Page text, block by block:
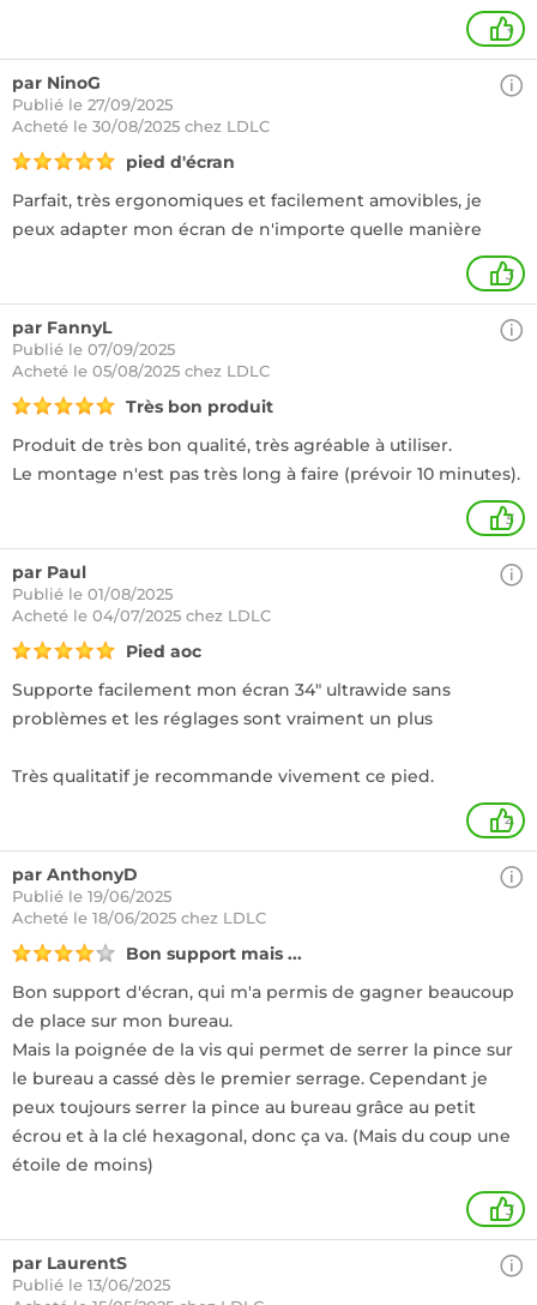
+
par NinoG
Publié le 27/09/2025
Acheté le 30/08/2025 chez LDLC
pied d'écran
Parfait, très ergonomiques et facilement amovibles, je
peux adapter mon écran de n'importe quelle manière
3
par FannyL
Publié le 07/09/2025
Acheté le 05/08/2025 chez LDLC
Très bon produit
Produit de très bon qualité, très agréable à utiliser.
Le montage n'est pas très long à faire (prévoir 10 minutes).
5
par Paul
Publié le 01/08/2025
Acheté le 04/07/2025 chez LDLC
Pied aoc
Supporte facilement mon écran 34" ultrawide sans
problèmes et les réglages sont vraiment un plus
Très qualitatif je recommande vivement ce pied.
4
par AnthonyD
Publié le 19/06/2025
Acheté le 18/06/2025 chez LDLC
Bon support mais ...
Bon support d'écran, qui m'a permis de gagner beaucoup
de place sur mon bureau.
Mais la poignée de la vis qui permet de serrer la pince sur
le bureau a cassé dès le premier serrage. Cependant je
peux toujours serrer la pince au bureau grâce au petit
écrou et à la clé hexagonal, donc ça va. (Mais du coup une
étoile de moins)
3
par LaurentS
Publié le 13/06/2025